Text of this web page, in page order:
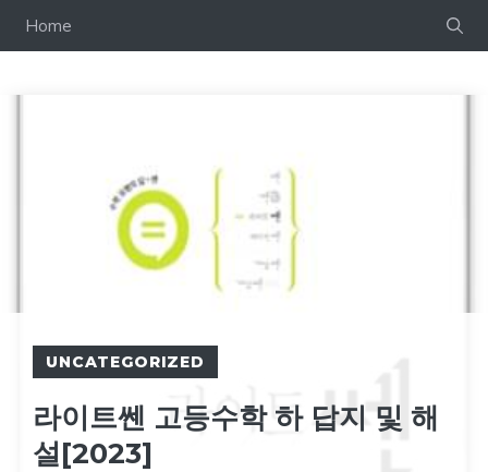
Home
UNCATEGORIZED
라이트쎈 고등수학 하 답지 및 해
설[2023]